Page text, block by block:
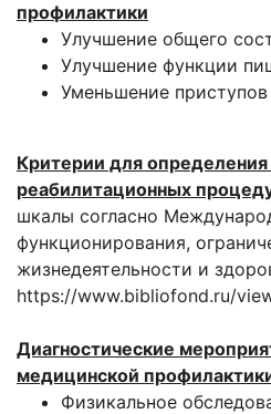
профилактики
Улучшение общего
Улучшение функции
Уменьшение приступов
Критерии для
реабилитационных
шкалы согласно
функционирования,
жизнедеятельности и
https://www.bibliofond.ru/
Диагностические
медицинской
Физикальное